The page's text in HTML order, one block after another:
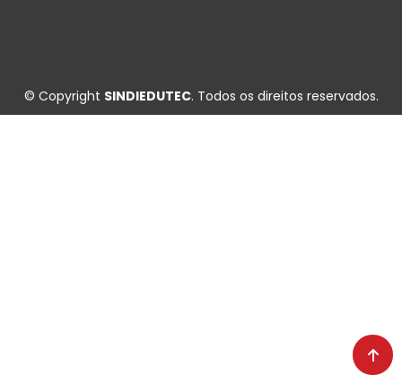
© Copyright SINDIEDUTEC. Todos os direitos reservados.